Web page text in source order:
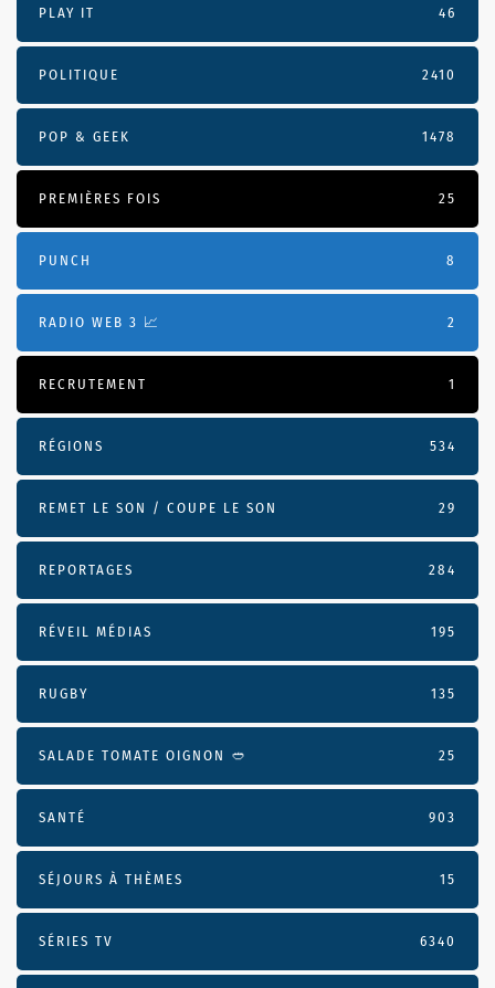
PLAY IT 46
POLITIQUE 2410
POP & GEEK 1478
PREMIÈRES FOIS 25
PUNCH 8
RADIO WEB 3 📈 2
RECRUTEMENT 1
RÉGIONS 534
REMET LE SON / COUPE LE SON 29
REPORTAGES 284
RÉVEIL MÉDIAS 195
RUGBY 135
SALADE TOMATE OIGNON 🥙 25
SANTÉ 903
SÉJOURS À THÈMES 15
SÉRIES TV 6340